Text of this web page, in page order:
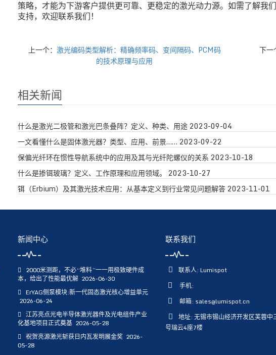
策略，才能为下游客户提供更可靠、更稳定的激光动力源。如需了解我
支持，欢迎联系我们！
上一个： 激光编码类型解析：精确频率码、变间隔码、PCM码
的技术原理与应用
下一
相关新闻
什么是激光二极管和激光巴条叠阵？定义、种类、用途2023-09-04
一文看懂什么是固体激光器？类型、应用、前景…… 2023-09-22
保偏光纤环在惯性导航系统中的应用及其与光纤陀螺仪的关系 2023-10-18
什么是掺铒玻璃？定义、工作原理和应用领域。 2023-10-27
铒（Erbium）及其激光技术应用：从基本定义到行业常见问题解答2023-11-01
新闻中心
2000米测距，不必“堆料”一一用极致硬件成
本，给出了性能最优解 2026-06-30
ErYAG侧泵模块:新一代固态激光核心增益单元
2026-06-24
江苏亮点光电半导体激光器件及光电组件产业
化基地项目正式奠基 2026-05-28
祝贺亮源激光斩获日内瓦发明展金奖 2026-
05-28
联系我们
联系人: Lumispot
手机:
邮箱: sales@lumispot.cn
地址: 无锡市锡山经济开发区芙蓉中
号瑞云4座7楼